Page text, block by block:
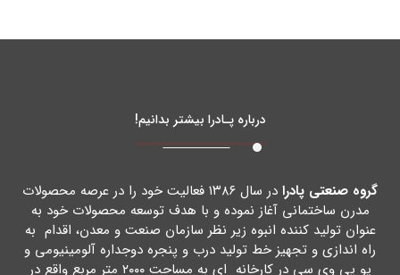
درباره پـادرا بیشتر بدانیم!
گروه صنعتی پادرا
در سال ۱۳۸۶ فعالیت خود را در عرصه محصولات
مدرن ساختمانی آغاز نموده و با هدف توسعه محصولات خود به
عنوان تولید کننده انبوه زیر نظر سازمان صنعت و معدن، اقدام به
راه اندازي و تجهیز خط تولید درب و پنجره دوجداره آلومینیومی و
یو پی وي سی در کارخانه اي به مساحت ۲۰۰۰ متر مربع واقع در